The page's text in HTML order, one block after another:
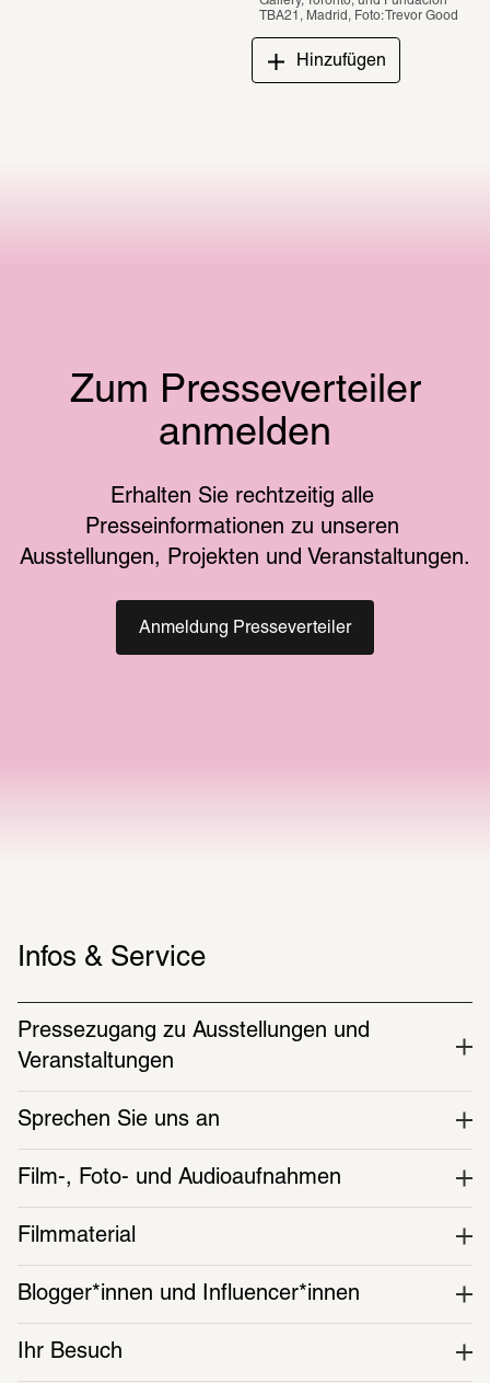
TBA21, Madrid, Foto: Trevor Good
Hinzufügen
Zum Presseverteiler
anmelden
Erhalten Sie rechtzeitig alle
Presseinformationen zu unseren
Ausstellungen, Projekten und Veranstaltungen.
Anmeldung Presseverteiler
Infos & Service
Pressezugang zu Ausstellungen und
Veranstaltungen
Sprechen Sie uns an
Film-, Foto- und Audioaufnahmen
Filmmaterial
Blogger*innen und Influencer*innen
Ihr Besuch